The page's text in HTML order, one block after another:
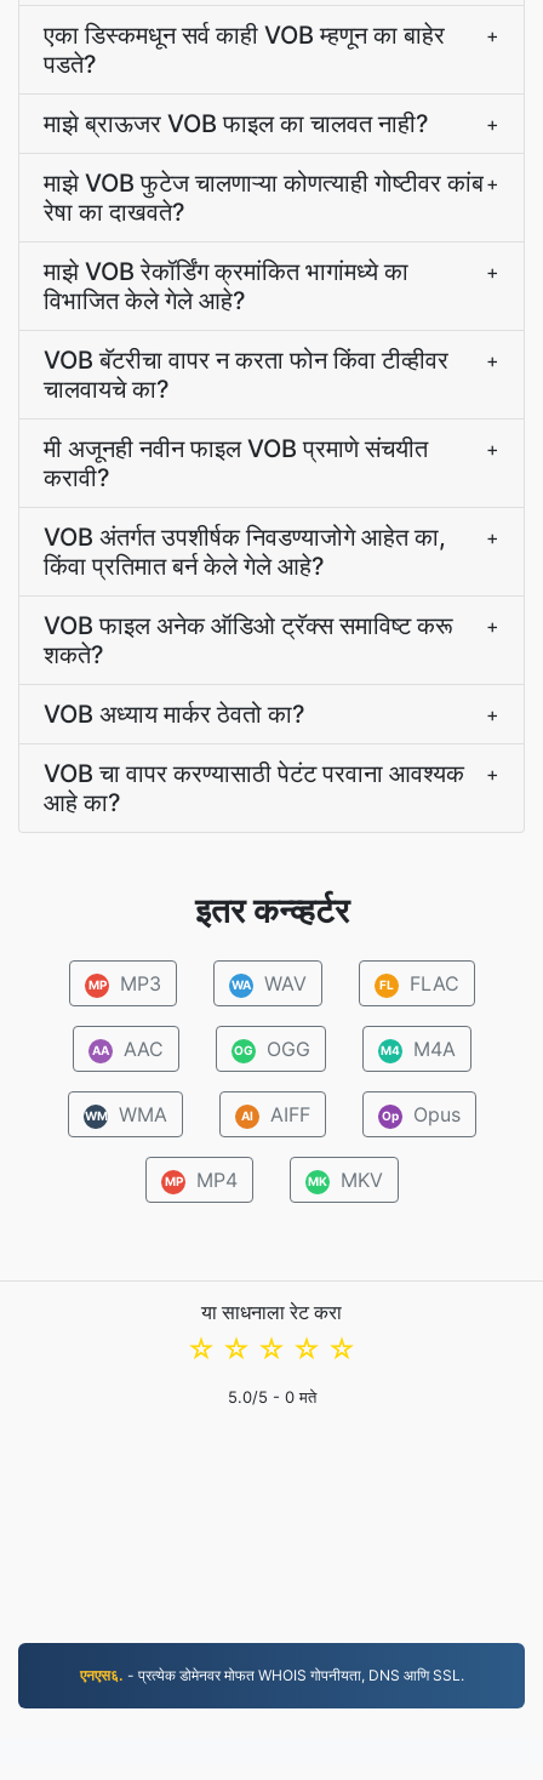
एका डिस्कमधून सर्व काही VOB म्हणून का बाहेर
पडते?
+
माझे ब्राऊजर VOB फाइल का चालवत नाही? +
माझे VOB फुटेज चालणाऱ्या कोणत्याही गोष्टीवर कांब
रेषा का दाखवते?
+
माझे VOB रेकॉर्डिंग क्रमांकित भागांमध्ये का
विभाजित केले गेले आहे?
+
VOB बॅटरीचा वापर न करता फोन किंवा टीव्हीवर
चालवायचे का?
+
मी अजूनही नवीन फाइल VOB प्रमाणे संचयीत
करावी?
+
VOB अंतर्गत उपशीर्षक निवडण्याजोगे आहेत का,
किंवा प्रतिमात बर्न केले गेले आहे?
+
VOB फाइल अनेक ऑडिओ ट्रॅक्स समाविष्ट करू
शकते?
+
VOB अध्याय मार्कर ठेवतो का? +
VOB चा वापर करण्यासाठी पेटंट परवाना आवश्यक
आहे का?
+
इतर कन्व्हर्टर
MP MP3 WA WAV FL FLAC
AA AAC OG OGG M4 M4A
WM WMA AI AIFF Op Opus
MP MP4 MK MKV
या साधनाला रेट करा
☆
☆
☆
☆
☆
5.0/5 - 0मते
एनएस६. - प्रत्येक डोमेनवर मोफत WHOIS गोपनीयता, DNS आणि SSL.